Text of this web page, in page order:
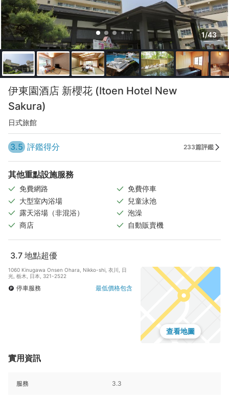
1/43
伊東園酒店 新櫻花 (Itoen Hotel New
Sakura)
日式旅館
3.5 評鑑得分 233篇評鑑
其他重點設施服務
免費網路
免費停車
大型室內浴場
兒童泳池
露天浴場（非混浴）
泡澡
商店
自動販賣機
3.7 地點超優
1060 Kinugawa Onsen Ohara, Nikko-shi, 衣川, 日
光, 栃木, 日本, 321-2522
停車服務 最低價格包含
查看地圖
實用資訊
服務 3.3